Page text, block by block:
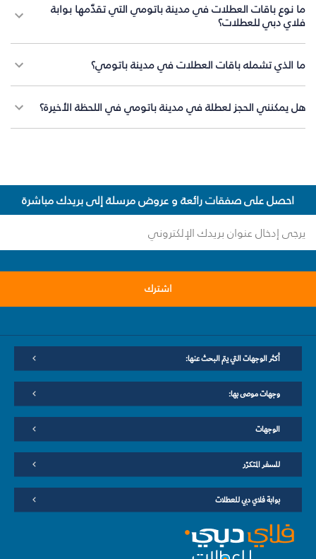
ما نوع باقات العطلات في مدينة باتومي التي تقدّمها بوابة
فلاي دبي للعطلات؟
ما الذي تشمله باقات العطلات في مدينة باتومي؟
هل يمكنني الحجز لعطلة في مدينة باتومي في اللحظة الأخيرة؟
احصل على صفقات رائعة و عروض مرسلة إلى بريدك مباشرة
اشترك
أكثر الوجهات التي يتم البحث عنها:
وجهات موصى بها:
الوجهات
للسفر المتكرّر
بوابة فلاي دبي للعطلات